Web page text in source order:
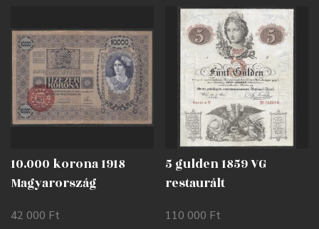
10.000 korona 1918
Magyarország
42 000 Ft
5 gulden 1859 VG
restaurált
110 000 Ft